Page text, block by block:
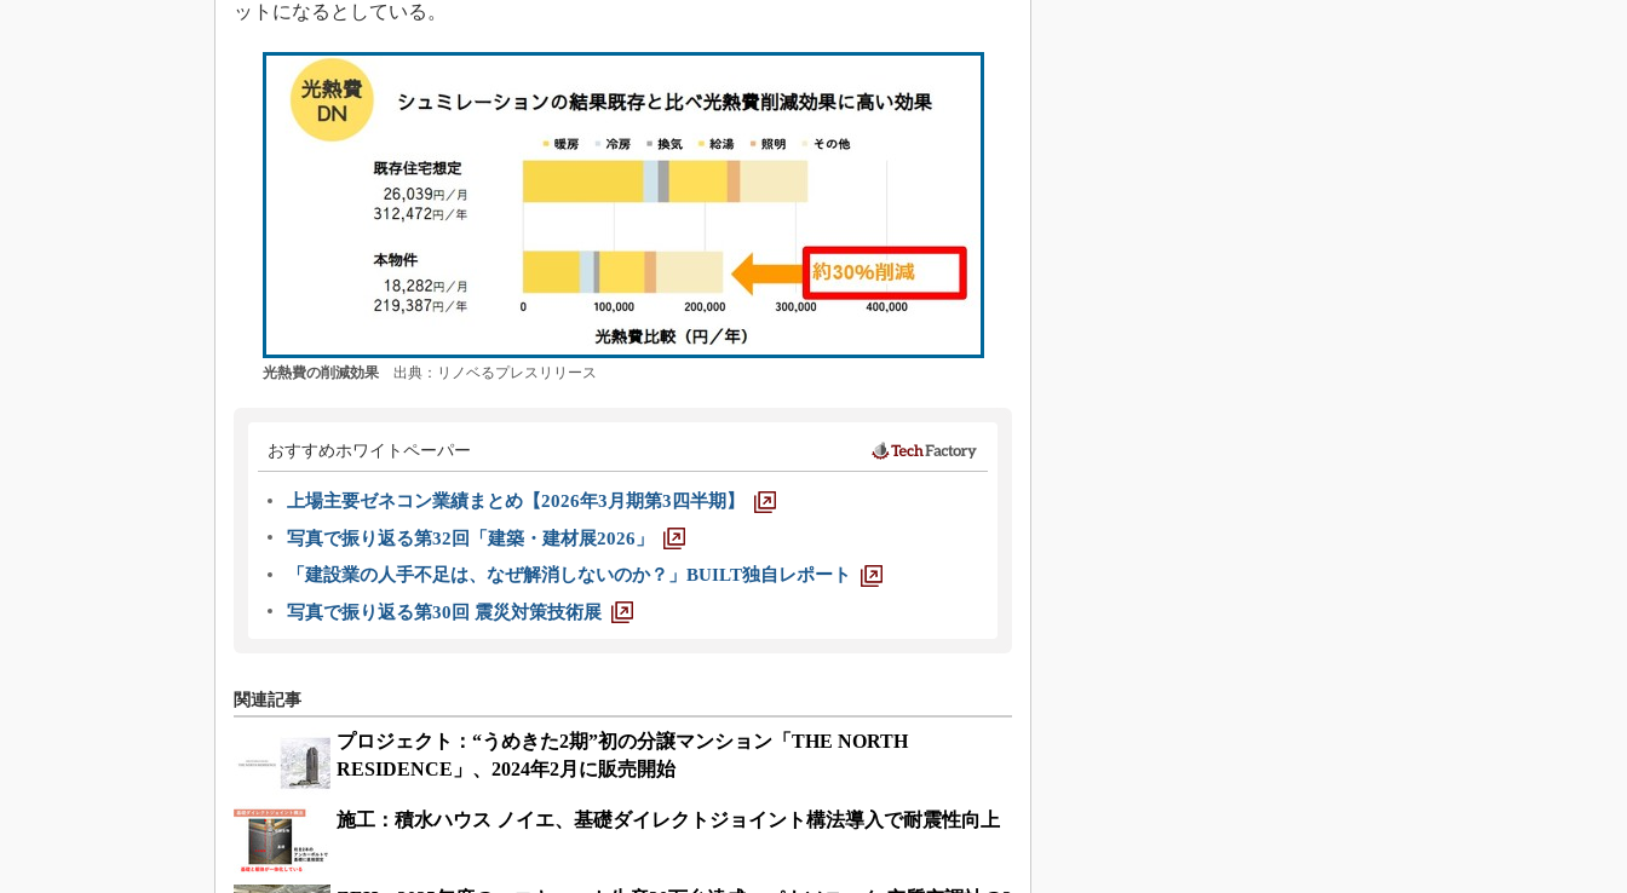
ットになるとしている。
光熱費の削減効果出典：リノベるプレスリリース
おすすめホワイトペーパー
上場主要ゼネコン業績まとめ【2026年3月期第3四半期】
写真で振り返る第32回「建築・建材展2026」
「建設業の人手不足は、なぜ解消しないのか？」BUILT独自レポート
写真で振り返る第30回 震災対策技術展
関連記事
プロジェクト：“うめきた2期”初の分譲マンション「THE NORTH
RESIDENCE」、2024年2月に販売開始
施工：積水ハウス ノイエ、基礎ダイレクトジョイント構法導入で耐震性向上